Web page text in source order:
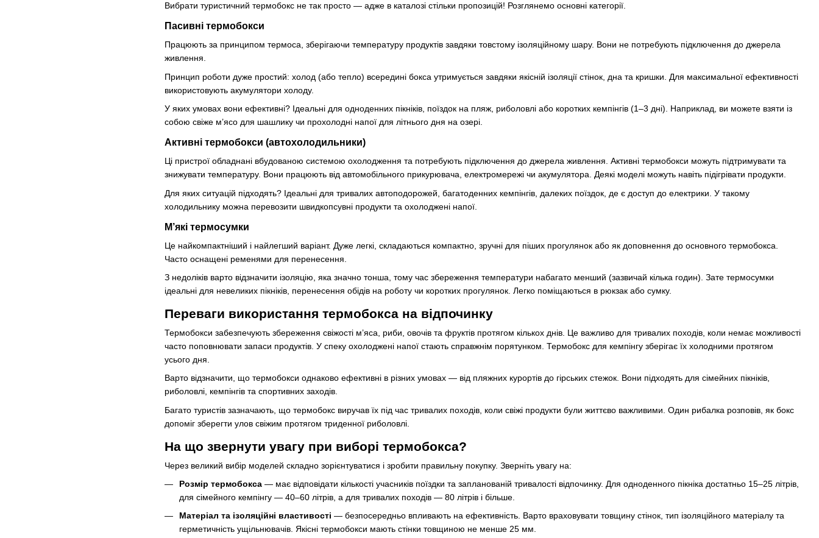
Вибрати туристичний термобокс не так просто — адже в каталозі стільки пропозицій! Розглянемо основні категорії.
Пасивні термобокси
Працюють за принципом термоса, зберігаючи температуру продуктів завдяки товстому ізоляційному шару. Вони не потребують підключення до джерела
живлення.
Принцип роботи дуже простий: холод (або тепло) всередині бокса утримується завдяки якісній ізоляції стінок, дна та кришки. Для максимальної ефективності
використовують акумулятори холоду.
У яких умовах вони ефективні? Ідеальні для одноденних пікніків, поїздок на пляж, риболовлі або коротких кемпінгів (1–3 дні). Наприклад, ви можете взяти із
собою свіже м’ясо для шашлику чи прохолодні напої для літнього дня на озері.
Активні термобокси (автохолодильники)
Ці пристрої обладнані вбудованою системою охолодження та потребують підключення до джерела живлення. Активні термобокси можуть підтримувати та
знижувати температуру. Вони працюють від автомобільного прикурювача, електромережі чи акумулятора. Деякі моделі можуть навіть підігрівати продукти.
Для яких ситуацій підходять? Ідеальні для тривалих автоподорожей, багатоденних кемпінгів, далеких поїздок, де є доступ до електрики. У такому
холодильнику можна перевозити швидкопсувні продукти та охолоджені напої.
М’які термосумки
Це найкомпактніший і найлегший варіант. Дуже легкі, складаються компактно, зручні для піших прогулянок або як доповнення до основного термобокса.
Часто оснащені ременями для перенесення.
З недоліків варто відзначити ізоляцію, яка значно тонша, тому час збереження температури набагато менший (зазвичай кілька годин). Зате термосумки
ідеальні для невеликих пікніків, перенесення обідів на роботу чи коротких прогулянок. Легко поміщаються в рюкзак або сумку.
Переваги використання термобокса на відпочинку
Термобокси забезпечують збереження свіжості м’яса, риби, овочів та фруктів протягом кількох днів. Це важливо для тривалих походів, коли немає можливості
часто поповнювати запаси продуктів. У спеку охолоджені напої стають справжнім порятунком. Термобокс для кемпінгу зберігає їх холодними протягом
усього дня.
Варто відзначити, що термобокси однаково ефективні в різних умовах — від пляжних курортів до гірських стежок. Вони підходять для сімейних пікніків,
риболовлі, кемпінгів та спортивних заходів.
Багато туристів зазначають, що термобокс виручав їх під час тривалих походів, коли свіжі продукти були життєво важливими. Один рибалка розповів, як бокс
допоміг зберегти улов свіжим протягом триденної риболовлі.
На що звернути увагу при виборі термобокса?
Через великий вибір моделей складно зорієнтуватися і зробити правильну покупку. Зверніть увагу на:
Розмір термобокса — має відповідати кількості учасників поїздки та запланованій тривалості відпочинку. Для одноденного пікніка достатньо 15–25 літрів,
для сімейного кемпінгу — 40–60 літрів, а для тривалих походів — 80 літрів і більше.
Матеріал та ізоляційні властивості — безпосередньо впливають на ефективність. Варто враховувати товщину стінок, тип ізоляційного матеріалу та
герметичність ущільнювачів. Якісні термобокси мають стінки товщиною не менше 25 мм.